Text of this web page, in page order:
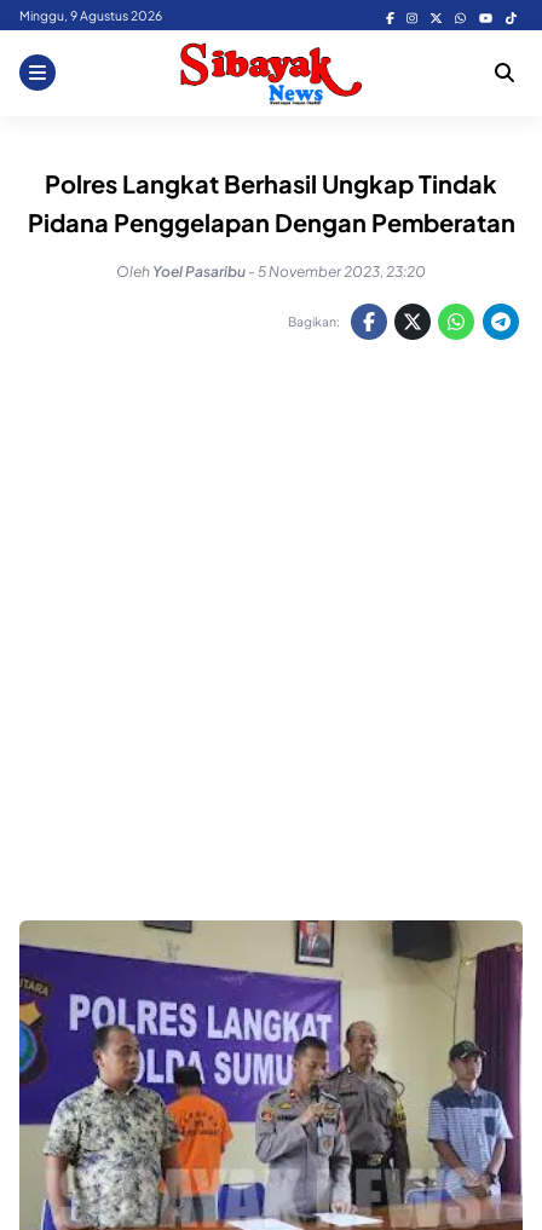
Skip
content
Minggu, 9 Agustus 2026
Polres Langkat Berhasil Ungkap Tindak
Pidana Penggelapan Dengan Pemberatan
Oleh Yoel Pasaribu - 5 November 2023, 23:20
Bagikan: